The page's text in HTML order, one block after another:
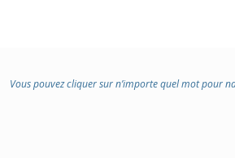
Vous pouvez cliquer sur n’importe quel mot pour